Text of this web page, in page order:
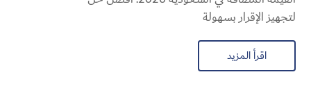
لتجهيز الإقرار بسهولة
اقرأ المزيد